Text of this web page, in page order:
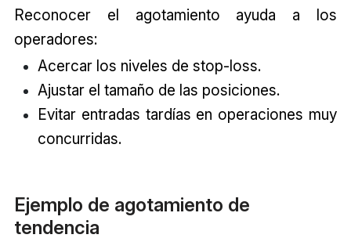
Reconocer el agotamiento ayuda a los
operadores:
Acercar los niveles de stop-loss.
Ajustar el tamaño de las posiciones.
Evitar entradas tardías en operaciones muy
concurridas.
Ejemplo de agotamiento de
tendencia